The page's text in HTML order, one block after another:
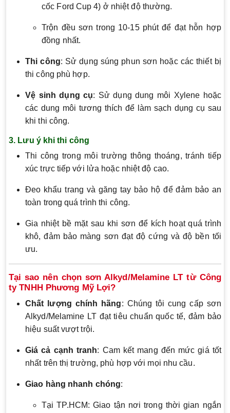
cốc Ford Cup 4) ở nhiệt độ thường.
Trộn đều sơn trong 10-15 phút để đạt hỗn hợp
đồng nhất.
Thi công: Sử dụng súng phun sơn hoặc các thiết bị
thi công phù hợp.
Vệ sinh dụng cụ: Sử dụng dung môi Xylene hoặc
các dung môi tương thích để làm sạch dụng cụ sau
khi thi công.
3. Lưu ý khi thi công
Thi công trong môi trường thông thoáng, tránh tiếp
xúc trực tiếp với lửa hoặc nhiệt độ cao.
Đeo khẩu trang và găng tay bảo hộ để đảm bảo an
toàn trong quá trình thi công.
Gia nhiệt bề mặt sau khi sơn để kích hoạt quá trình
khô, đảm bảo màng sơn đạt độ cứng và độ bền tối
ưu.
Tại sao nên chọn sơn Alkyd/Melamine LT từ Công
ty TNHH Phương Mỹ Lợi?
Chất lượng chính hãng: Chúng tôi cung cấp sơn
Alkyd/Melamine LT đạt tiêu chuẩn quốc tế, đảm bảo
hiệu suất vượt trội.
Giá cả cạnh tranh: Cam kết mang đến mức giá tốt
nhất trên thị trường, phù hợp với mọi nhu cầu.
Giao hàng nhanh chóng:
Tại TP.HCM: Giao tận nơi trong thời gian ngắn